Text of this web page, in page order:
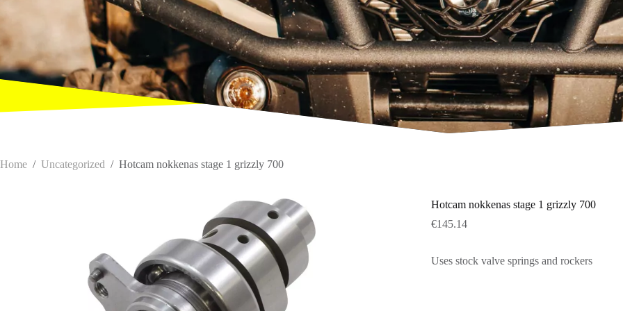
Home / Uncategorized / Hotcam nokkenas stage 1 grizzly 700
Hotcam nokkenas stage 1 grizzly 700
€145.14
Uses stock valve springs and rockers